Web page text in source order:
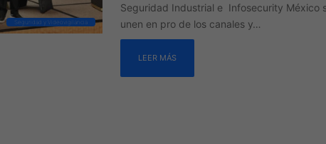
Seguridad y Videovigilancia
Seguridad Industrial e Infosecurity México
unen en pro de los canales y…
LEER MÁS